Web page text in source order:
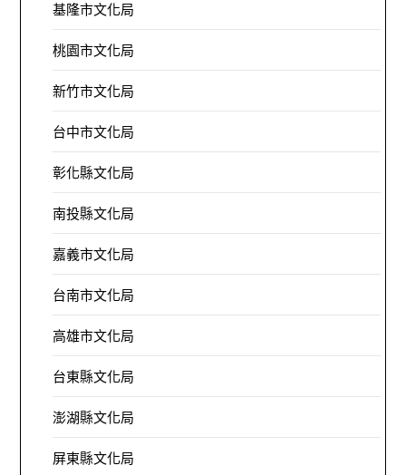
基隆市文化局
桃園市文化局
新竹市文化局
台中市文化局
彰化縣文化局
南投縣文化局
嘉義市文化局
台南市文化局
高雄市文化局
台東縣文化局
澎湖縣文化局
屏東縣文化局